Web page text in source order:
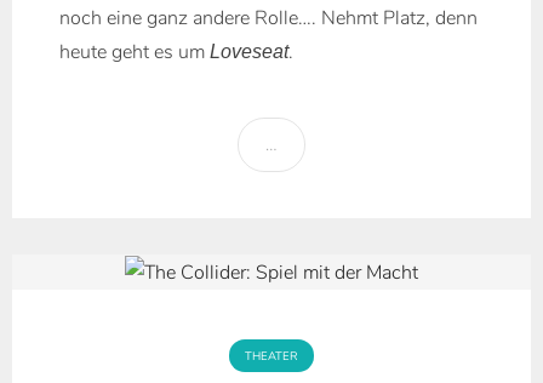
noch eine ganz andere Rolle…. Nehmt Platz, denn
heute geht es umLoveseat.
…
THEATER